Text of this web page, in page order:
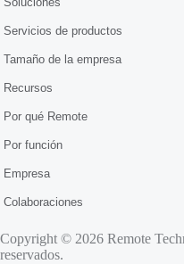
Servicios de productos
Tamaño de la empresa
Recursos
Por qué Remote
Por función
Empresa
Colaboraciones
Copyright © 2026 Remote
reservados.